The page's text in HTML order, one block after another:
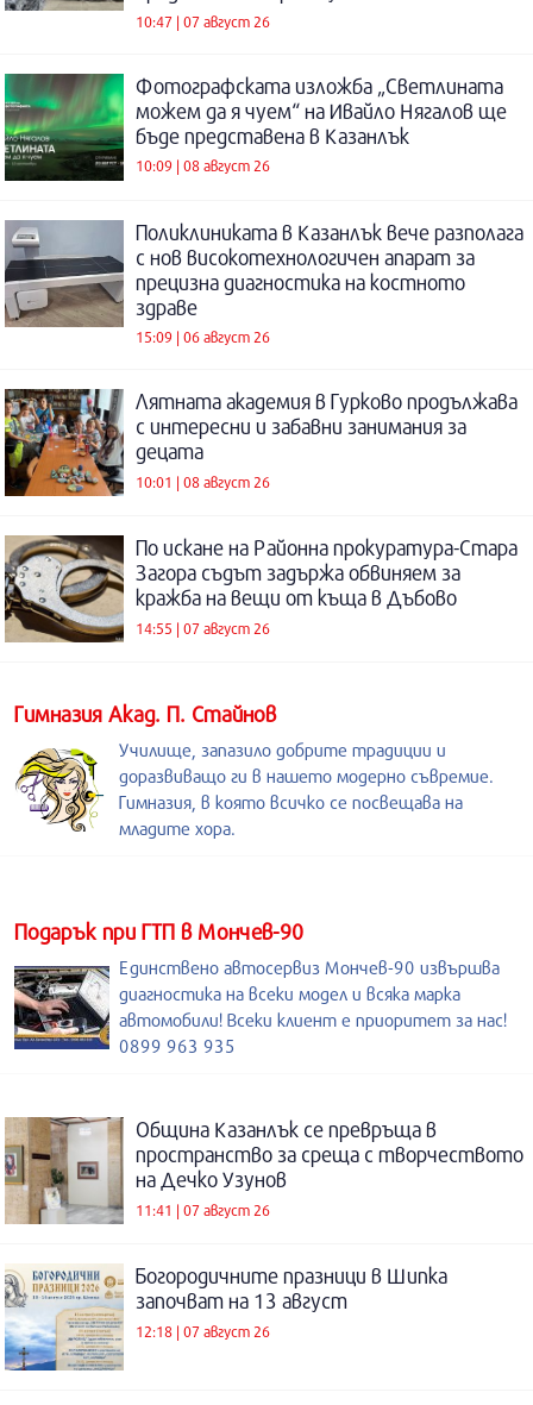
10:47 | 07 август 26
Фотографската изложба „Светлината
можем да я чуем“ на Ивайло Нягалов ще
бъде представена в Казанлък
10:09 | 08 август 26
Поликлиниката в Казанлък вече разполага
с нов високотехнологичен апарат за
прецизна диагностика на костното
здраве
15:09 | 06 август 26
Лятната академия в Гурково продължава
с интересни и забавни занимания за
децата
10:01 | 08 август 26
По искане на Районна прокуратура-Стара
Загора съдът задържа обвиняем за
кражба на вещи от къща в Дъбово
14:55 | 07 август 26
Гимназия Акад. П. Стайнов
Училище, запазило добрите традиции и
доразвиващо ги в нашето модерно съвремие.
Гимназия, в която всичко се посвещава на
младите хора.
Подарък при ГТП в Мончев-90
Единствено автосервиз Мончев-90 извършва
диагностика на всеки модел и всяка марка
автомобили! Всеки клиент е приоритет за нас!
0899 963 935
Община Казанлък се превръща в
пространство за среща с творчеството
на Дечко Узунов
11:41 | 07 август 26
Богородичните празници в Шипка
започват на 13 август
12:18 | 07 август 26